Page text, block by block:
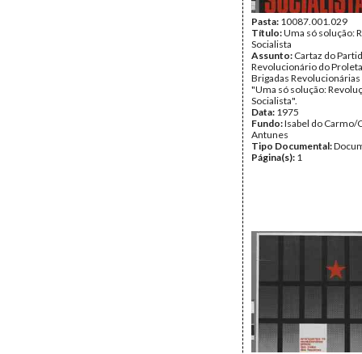
Pasta: 10087.001.029
Título:Uma só solução:
Socialista
Assunto: Cartaz do
Revolucionário do
Brigadas
"Uma só solução:
Socialista".
Data: 1975
Fundo:Isabel do Carmo/
Antunes
Tipo Documental:
Página(s): 1